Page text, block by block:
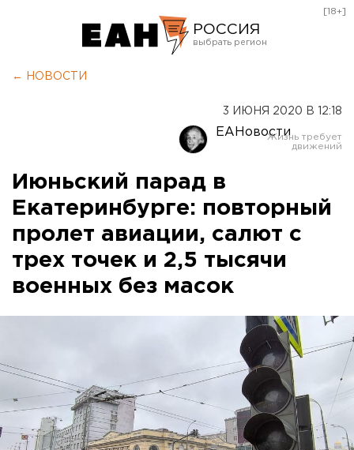
РОССИЯ
Оренбург
[18+]
← НОВОСТИ
3 ИЮНЯ 2020 В 12:18
ЕАНовости
Июньский парад в
Екатеринбурге: повторный
пролет авиации, салют с
трех точек и 2,5 тысячи
военных без масок